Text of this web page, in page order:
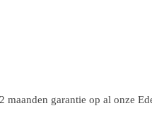
garantie op al onze